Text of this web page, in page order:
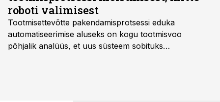
roboti valimisest
Tootmisettevõtte pakendamisprotsessi eduka
automatiseerimise aluseks on kogu tootmisvoo
põhjalik analüüs, et uus süsteem sobituks